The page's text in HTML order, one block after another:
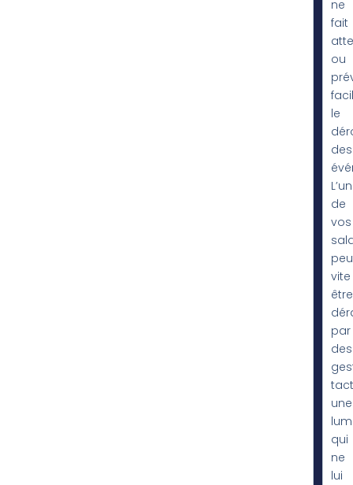
ne
fait
ou
le
des
L’un
de
vos
vite
être
par
des
une
qui
ne
lui